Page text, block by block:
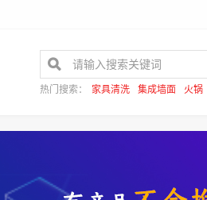
热门搜索： 家具清洗 集成墙面 火锅